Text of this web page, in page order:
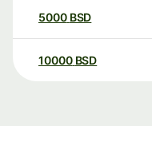
5000 BSD
10000 BSD